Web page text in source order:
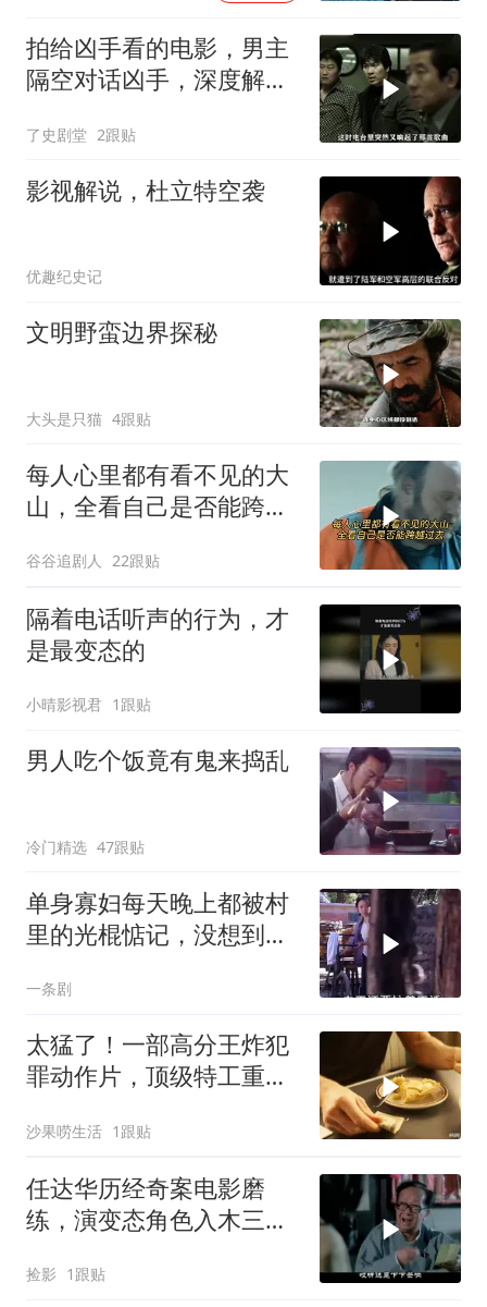
拍给凶手看的电影，男主
隔空对话凶手，深度解读
了史剧堂 2跟贴
影视解说，杜立特空袭
优趣纪史记
文明野蛮边界探秘
大头是只猫 4跟贴
每人心里都有看不见的大
山，全看自己是否能跨越
谷谷追剧人 22跟贴
隔着电话听声的行为，才
是最变态的
小晴影视君 1跟贴
男人吃个饭竟有鬼来捣乱
冷门精选 47跟贴
单身寡妇每天晚上都被村
里的光棍惦记，没想到她
一条剧
太猛了！一部高分王炸犯
罪动作片，顶级特工重出
沙果唠生活 1跟贴
任达华历经奇案电影磨
练，演变态角色入木三
捡影 1跟贴